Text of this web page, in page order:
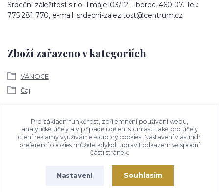
Srdeční záležitost s.r.o. 1.máje103/12 Liberec, 460 07. Tel.:
775 281 770, e-mail: srdecni-zalezitost@centrum.cz
Zboží zařazeno v kategoriích
VÁNOCE
Čaj
Ke stažení
Bezpečností upozornění
Pro základní funkčnost, zpříjemnění používání webu,
analytické účely a v případě udělení souhlasu také pro účely
cílení reklamy využíváme soubory cookies. Nastavení vlastních
preferencí cookies můžete kdykoli upravit odkazem ve spodní
části stránek.
Nastavení Souhlasím